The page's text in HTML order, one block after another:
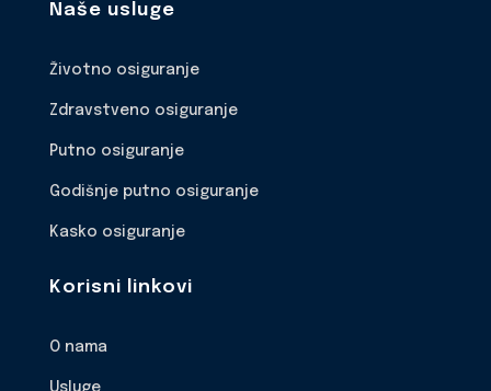
Naše usluge
Životno osiguranje
Zdravstveno osiguranje
Putno osiguranje
Godišnje putno osiguranje
Kasko osiguranje
Korisni linkovi
O nama